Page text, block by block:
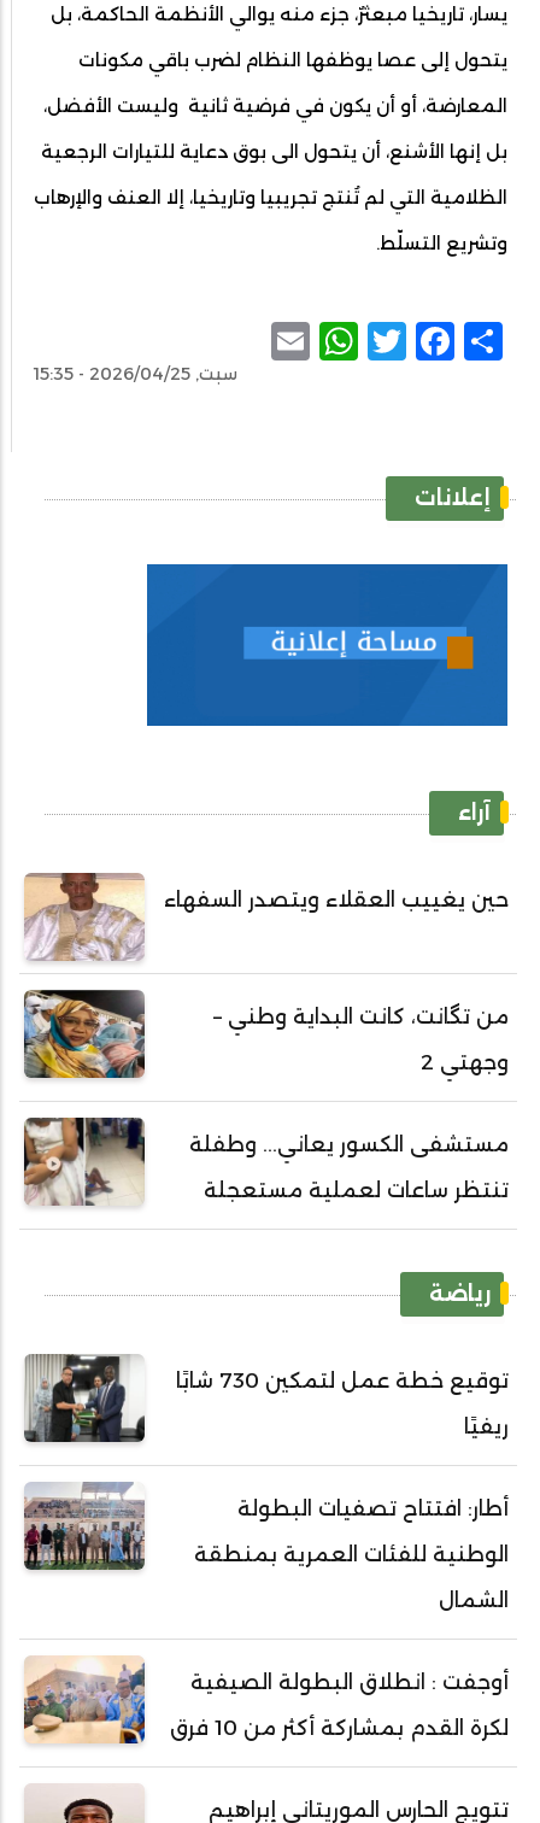
يسار، تاريخيا مبعثرٌ، جزء منه يوالي الأنظمة الحاكمة، بل
يتحول إلى عصا يوظفها النظام لضرب باقي مكونات
المعارضة، أو أن يكون في فرضية ثانية وليست الأفضل،
بل إنها الأشنع، أن يتحول الى بوق دعاية للتيارات الرجعية
الظلامية التي لم تُنتج تجريبيا وتاريخيا، إلا العنف والإرهاب
وتشريع التسلّط.
Share
Facebook
Twitter
WhatsApp
سبت, 2026/04/25 - 15:35
إعلانات
آراء
حين يغييب العقلاء ويتصدر السفهاء
من تگانت، كانت البداية وطني –
وجهتي 2
مستشفى الكسور يعاني... وطفلة
تنتظر ساعات لعملية مستعجلة
رياضة
توقيع خطة عمل لتمكين 730 شابًا
ريفيًا
أطار: افتتاح تصفيات البطولة
الوطنية للفئات العمرية بمنطقة
الشمال
أوجفت : انطلاق البطولة الصيفية
لكرة القدم بمشاركة أكثر من 10 فرق
تتويج الحارس الموريتاني إبراهيم